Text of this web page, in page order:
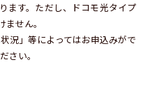
ます。ただし、ドコモ光タイプ
せん。
況」等によってはお申込みがで
さい。